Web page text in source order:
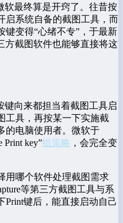
软最终算是开窍了。往昔按
启系统自备的截图工具，而
键变得“心绪不专”，于最新
方截图软件也能够直接将这
键向来都担当着截图工具启
工具，再按某一下实施截
的电脑使用者。微软于
Print key”组策略 ，会完全变
用哪个软件处理截图需求
等第三方截图工具与系
Print键后，能直接启动自己